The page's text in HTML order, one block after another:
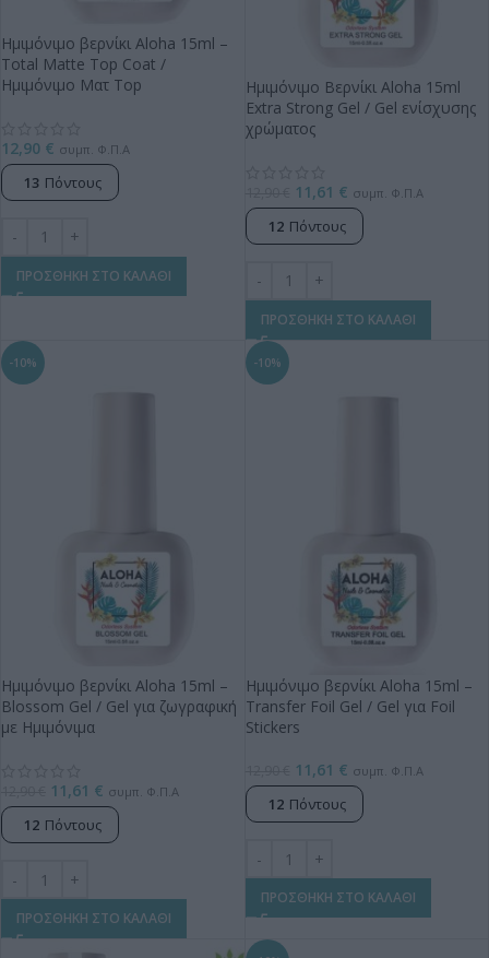
Ημιμόνιμο βερνίκι Aloha 15ml –
Total Matte Top Coat /
Ημιμόνιμο Ματ Top
12,90 € συμπ. Φ.Π.Α
13 Πόντους
ΠΡΟΣΘΗΚΗ ΣΤΟ ΚΑΛΑΘΙ
Ημιμόνιμο Βερνίκι Aloha 15ml
Extra Strong Gel / Gel ενίσχυσης
χρώματος
11,61 € συμπ. Φ.Π.Α
12 Πόντους
ΠΡΟΣΘΗΚΗ ΣΤΟ ΚΑΛΑΘΙ
-10%
Ημιμόνιμο βερνίκι Aloha 15ml –
Blossom Gel / Gel για ζωγραφική
με Ημιμόνιμα
11,61 € συμπ. Φ.Π.Α
12 Πόντους
ΠΡΟΣΘΗΚΗ ΣΤΟ ΚΑΛΑΘΙ
-10%
Ημιμόνιμο βερνίκι Aloha 15ml –
Transfer Foil Gel / Gel για Foil
Stickers
11,61 € συμπ. Φ.Π.Α
12 Πόντους
ΠΡΟΣΘΗΚΗ ΣΤΟ ΚΑΛΑΘΙ